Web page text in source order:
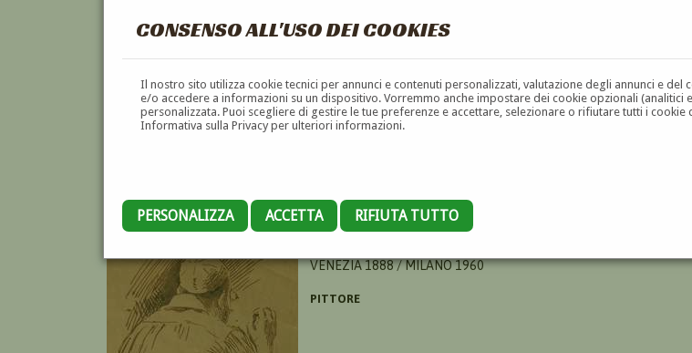
CONSENSO ALL'USO DEI COOKIES
Il nostro sito utilizza cookie tecnici per annunci e contenuti personalizzati, valutazione degli annunci e
e/o accedere a informazioni su un dispositivo. Vorremmo anche impostare dei cookie opzionali
personalizzata. Puoi scegliere di gestire le tue preferenze e accettare, selezionare o rifiutare tutti i
Informativa sulla Privacy per ulteriori informazioni.
PERSONALIZZA ACCETTA RIFIUTA TUTTO
GUIDO LEVORATI
VENEZIA 1888 / MILANO 1960
PITTORE